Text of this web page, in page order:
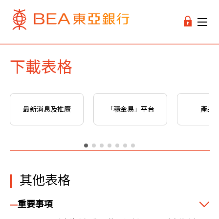
下載表格
最新消息及推廣 「積金易」平台 產品
其他表格
重要事項